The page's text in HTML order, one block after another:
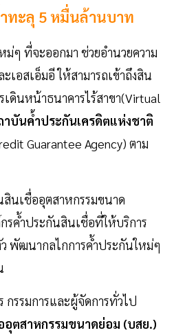
ทะลุ 5 หมื่นล้านบาท
ม่ๆ ที่จะออกมา ช่วยอำนวยความ
เอสเอ็มอี ให้สามารถเข้าถึงสิน
เดินหน้าธนาคารไร้สาขา(Virtual
าบันค้ำประกันเครดิตแห่งชาติ
Guarantee Agency) ตาม
นเชื่ออุตสาหกรรมขนาด
รค้ำประกันสินเชื่อที่ให้บริการ
พัฒนากลไกการค้ำประกันใหม่ๆ
กรรมการและผู้จัดการทั่วไป
ตสาหกรรมขนาดย่อม (บสย.)